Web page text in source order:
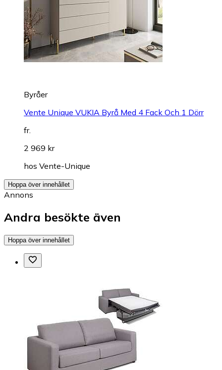
Byråer
Vente Unique VUKIA Byrå Med 4 Fack Och 1 Dörr
fr.
2 969 kr
hos Vente-Unique
Hoppa över innehållet
Annons
Andra besökte även
Hoppa över innehållet